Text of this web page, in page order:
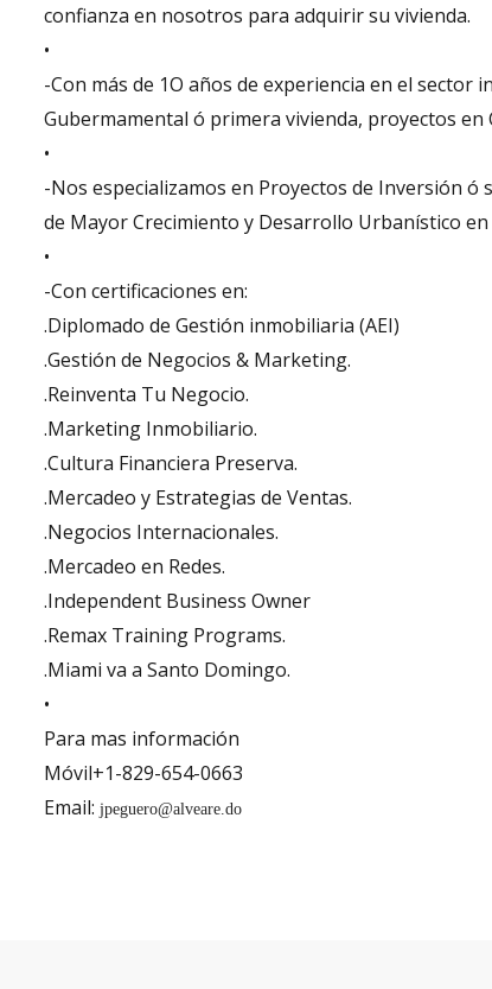
confianza en nosotros para adquirir su vivienda.
•
-Con más de 1O años de experiencia en el
Gubermamental ó primera vivienda, proyectos
•
-Nos especializamos en Proyectos de Inversión ó
de Mayor Crecimiento y Desarrollo Urbanístico en
•
-Con certificaciones en:
.Diplomado de Gestión inmobiliaria (AEI)
.Gestión de Negocios & Marketing.
.Reinventa Tu Negocio.
.Marketing Inmobiliario.
.Cultura Financiera Preserva.
.Mercadeo y Estrategias de Ventas.
.Negocios Internacionales.
.Mercadeo en Redes.
.Independent Business Owner
.Remax Training Programs.
.Miami va a Santo Domingo.
•
Para mas información
Móvil+1-829-654-0663
Email: jpeguero@alveare.do